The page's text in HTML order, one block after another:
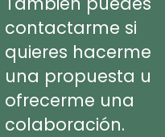
contactarme si
quieres hacerme
una propuesta u
ofrecerme una
colaboración.